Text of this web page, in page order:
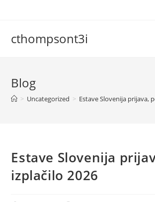
cthompsont3i
Blog
> Uncategorized > Estave Slovenija prijava,
Estave Slovenija
izplačilo 2026